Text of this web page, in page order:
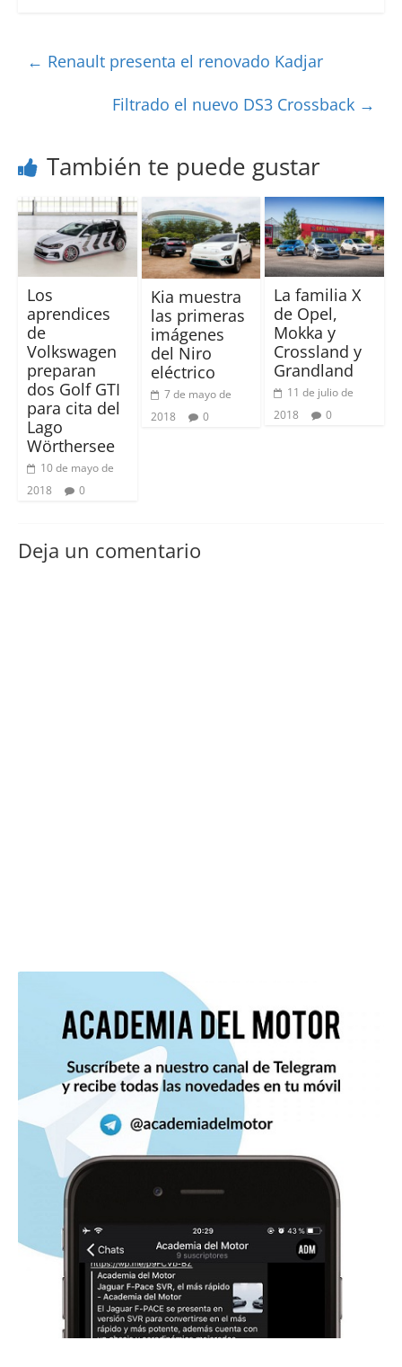
← Renault presenta el renovado Kadjar
Filtrado el nuevo DS3 Crossback →
También te puede gustar
Los
aprendices
de
Volkswagen
preparan
dos Golf GTI
para cita del
Lago
Wörthersee
10 de mayo de
2018
0
Kia muestra
las primeras
imágenes
del Niro
eléctrico
7 de mayo de
2018
0
La familia X
de Opel,
Mokka y
Crossland y
Grandland
11 de julio de
2018
0
Deja un comentario